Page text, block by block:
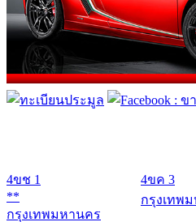
4ขช 1
**
กรุงเทพมหานคร
4ขค 3
กรุงเทพ